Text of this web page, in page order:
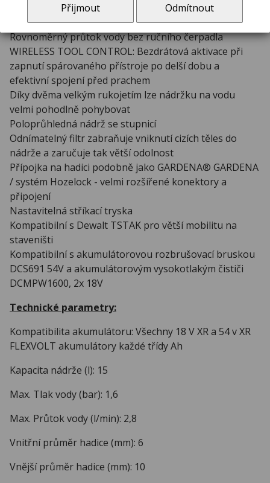
Bezdrátové řešení pro odstranění prachu při řezání a
vrtání betonu a zdiva
Rovnoměrný průtok vody bez ručního čerpadla
WIRELESS TOOL CONTROL: Bezdrátová aktivace při
zapnutí spárovaného přístroje po delší dobu a
efektivní spojení před prachem
Díky dvěma velkým rukojetím lze nádržku na vodu
velmi pohodlně pohybovat
Poloprůhledná nádrž se stupnicí
Odnímatelný filtr zabraňuje vniknutí cizích těles do
nádrže a zaručuje tak větší odolnost
Přípojka na hadici podobně jako GARDENA® GARDENA
/ systém Hozelock - velmi rozšířené konektory a
připojení
Nastavitelná stříkací tryska
Kompatibilní s Dewalt TSTAK pro větší mobilitu na
staveništi
Kompatibilní s akumulátorovou rozbrušovací bruskou
DCS691 54V a akumulátorovým vysokotlakým čističi
DCMPW1600, 2x 18V
Technické parametry:
Kompatibilita akumulátoru: Všechny 18 V XR a 54 v XR
FLEXVOLT akumulátory každé třídy Ah
Kapacita nádrže (l): 15
Max. Tlak vody (bar): 1,6
Max. Průtok vody (l/min): 2,8
Vnitřní průměr hadice (mm): 6
Vnější průměr hadice (mm): 10
Přijmout Odmítnout